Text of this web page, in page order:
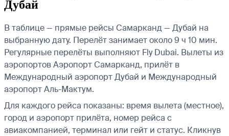
Дубай
В таблице — прямые рейсы Самарканд — Дубай на
выбранную дату. Перелёт занимает около 9 ч 10 мин.
Регулярные перелёты выполняют Fly Dubai. Вылеты из
аэропортов Аэропорт Самарканд, прилёт в
Международный аэропорт Дубай и Международный
аэропорт Аль-Мактум.
Для каждого рейса показаны: время вылета (местное),
город и аэропорт прилёта, номер рейса с
авиакомпанией, терминал или гейт и статус. Кликнув